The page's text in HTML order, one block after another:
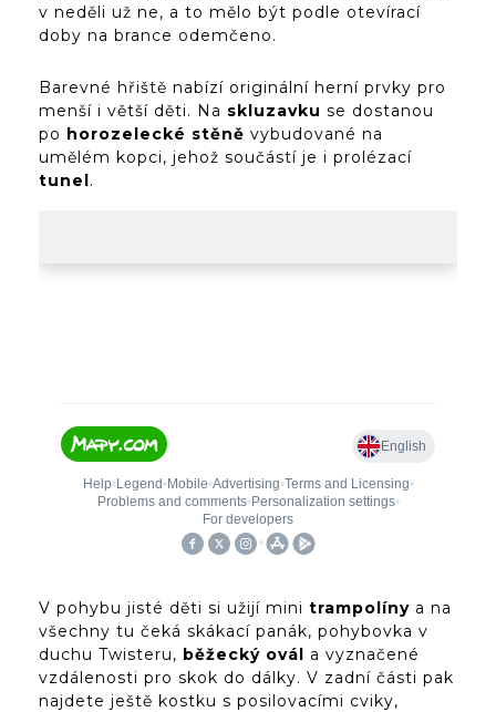
v neděli už ne, a to mělo být podle otevírací
doby na brance odemčeno.
Barevné hřiště nabízí originální herní prvky pro
menší i větší děti. Na skluzavku se dostanou
po horozelecké stěně vybudované na
umělém kopci, jehož součástí je i prolézací
tunel.
V pohybu jisté děti si užijí mini trampolíny a na
všechny tu čeká skákací panák, pohybovka v
duchu Twisteru, běžecký ovál a vyznačené
vzdálenosti pro skok do dálky. V zadní části pak
najdete ještě kostku s posilovacími cviky,